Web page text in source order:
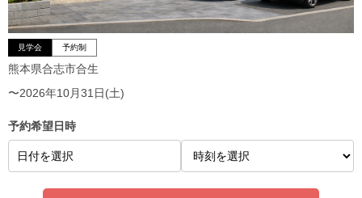
見学会 予約制
熊本県合志市合生
〜2026年10月31日(土)
予約希望日時
日付を選択